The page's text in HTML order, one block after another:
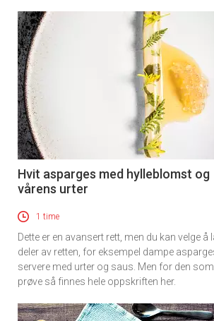
Hvit asparges med hylleblomst og
vårens urter
1 time
Dette er en avansert rett, men du kan velge å
deler av retten, for eksempel dampe
servere med urter og saus. Men for den som
prøve så finnes hele oppskriften her.